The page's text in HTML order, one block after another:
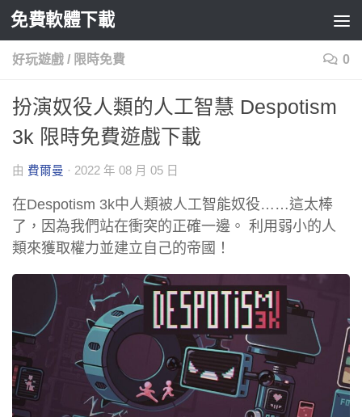
Skip to content
免費軟體下載
好玩遊戲 / 限時免費 0
扮演奴役人類的人工智慧 Despotism
3k 限時免費遊戲下載
由 費爾曼 · 2022 年 08 月 05 日
在Despotism 3k中人類被人工智能奴役……這太棒
了，因為我們站在衝突的正確一邊。 利用弱小的人
類來獲取權力並建立自己的帝國！